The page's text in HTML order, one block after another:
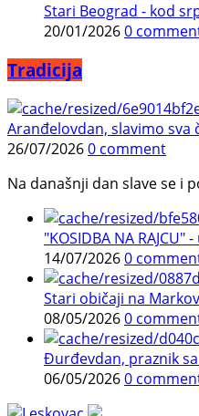
Stari Beograd - kod
20/01/20260
Tradicija
Aranđelovdan, slavimo sva
26/07/20260 comment
Na današnji dan slave se i
"KOSIDBA NA RAJCU"
14/07/20260
Stari običaji na
08/05/20260
Đurđevdan, praznik
06/05/20260